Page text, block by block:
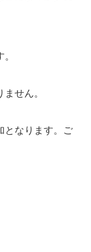
せん。
となります。ご